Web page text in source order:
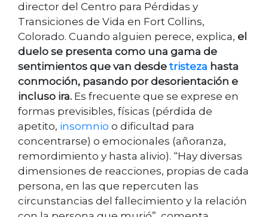
director del Centro para Pérdidas y
Transiciones de Vida en Fort Collins,
Colorado. Cuando alguien perece, explica, el
duelo se presenta como una gama de
sentimientos que van desde tristeza hasta
conmoción, pasando por desorientación e
incluso ira. Es frecuente que se exprese en
formas previsibles, físicas (pérdida de
apetito, insomnio o dificultad para
concentrarse) o emocionales (añoranza,
remordimiento y hasta alivio). “Hay diversas
dimensiones de reacciones, propias de cada
persona, en las que repercuten las
circunstancias del fallecimiento y la relación